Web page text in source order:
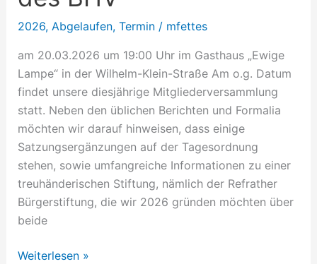
2026, Abgelaufen, Termin/ mfettes
am 20.03.2026 um 19:00 Uhr im Gasthaus „Ewige
Lampe“ in der Wilhelm-Klein-Straße Am o.g. Datum
findet unsere diesjährige Mitgliederversammlung
statt. Neben den üblichen Berichten und Formalia
möchten wir darauf hinweisen, dass einige
Satzungsergänzungen auf der Tagesordnung
stehen, sowie umfangreiche Informationen zu einer
treuhänderischen Stiftung, nämlich der Refrather
Bürgerstiftung, die wir 2026 gründen möchten über
beide
Weiterlesen »